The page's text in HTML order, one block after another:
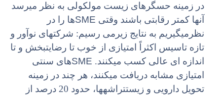
در زمینه حسگرهای زیست مولکولی به نظر میرسد
آنها کمتر رقابتی باشند وقتی SMEها را در
نظرمیگیریم به نتایج زیرمی رسیم: شرکتهای نوآور و
تازه تاسیس اکثراً امتیازی از خوب تا رضایتبخش و تا
اندازه ای عالی کسب میکنند. SMEهای سنتی
امتیازی مشابه دریافت میکنند، هر چند در زمینه
تحویل دارویی و زیستتراشهها، حدود 20 درصد از